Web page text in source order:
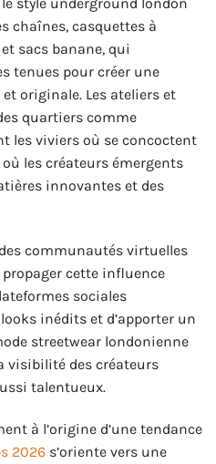
chaînes, casquettes à
sacs banane, qui
tenues pour créer une
originale. Les ateliers et
quartiers comme
les viviers où se concoctent
les créateurs émergents
innovantes et des
communautés virtuelles
cette influence
sociales
inédits et d’apporter un
streetwear londonienne
visibilité des créateurs
talentueux.
à l’origine d’une tendance
2026 s’oriente vers une